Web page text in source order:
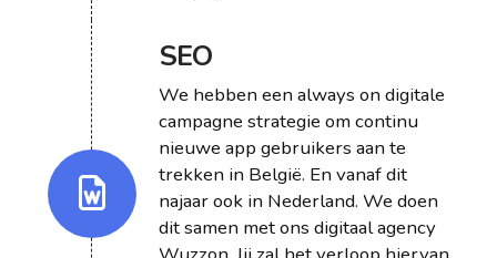
SEO
We hebben een always on digitale
campagne strategie om continu
nieuwe app gebruikers aan te
trekken in België. En vanaf dit
najaar ook in Nederland. We doen
dit samen met ons digitaal agency